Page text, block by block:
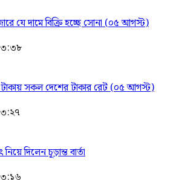
যে দামে বিক্রি হচ্ছে সোনা (০৫ আগস্ট)
সকল দেশের টাকার রেট (০৫ আগস্ট)
দিলেন চূড়ান্ত বার্তা